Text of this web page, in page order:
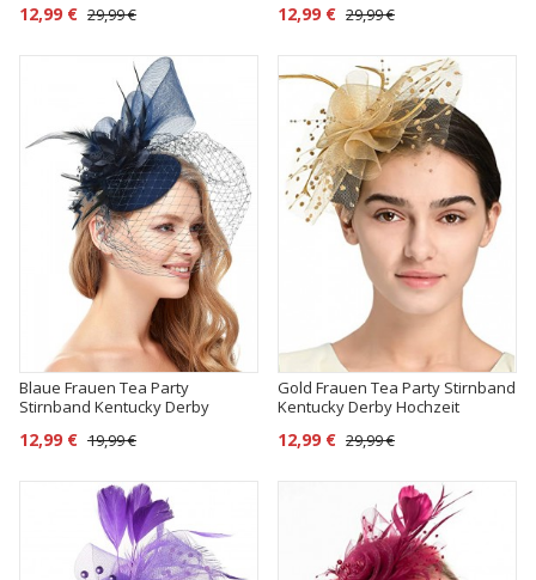
Federn Haarspange
12,99 € 29,99 €
Federn Haarspange
12,99 € 29,99 €
Blaue Frauen Tea Party
Stirnband Kentucky Derby
Federn Haarspange
12,99 € 19,99 €
Gold Frauen Tea Party Stirnband
Kentucky Derby Hochzeit
Haarspange
12,99 € 29,99 €